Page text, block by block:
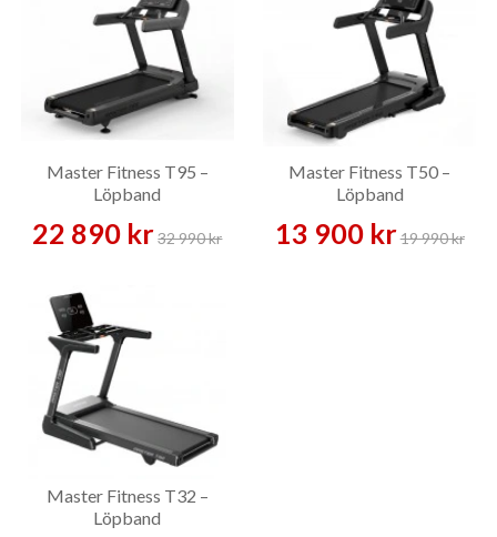
Master Fitness T95 –
Löpband
22 890 kr 32 990 kr
Master Fitness T50 –
Löpband
13 900 kr19 990 kr
Master Fitness T32 –
Löpband